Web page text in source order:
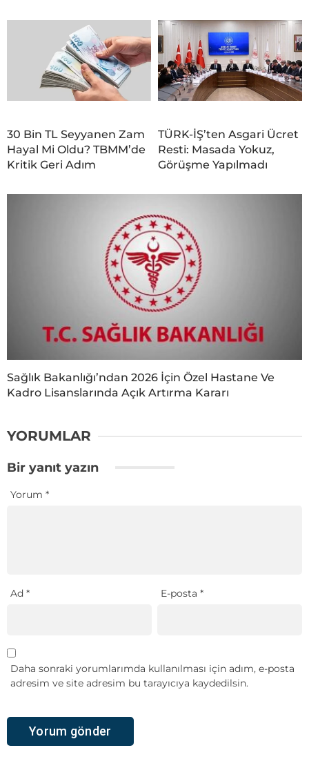
30 Bin TL Seyyanen Zam
Hayal Mi Oldu? TBMM’de
Kritik Geri Adım
TÜRK-İŞ’ten Asgari Ücret
Resti: Masada Yokuz,
Görüşme Yapılmadı
Sağlık Bakanlığı’ndan 2026 İçin Özel Hastane Ve
Kadro Lisanslarında Açık Artırma Kararı
YORUMLAR
Bir yanıt yazın
Yorum *
Ad * E-posta*
Daha sonraki yorumlarımda kullanılması için adım, e-posta
adresim ve site adresim bu tarayıcıya kaydedilsin.